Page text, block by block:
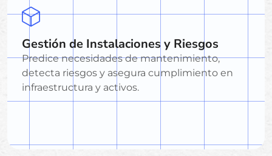
Gestión de Instalaciones y Riesgos
Predice necesidades de mantenimiento,
detecta riesgos y asegura cumplimiento en
infraestructura y activos.